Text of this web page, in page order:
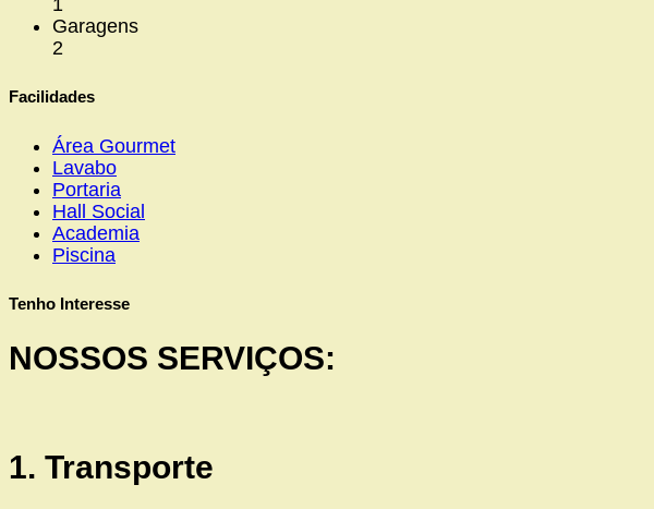
Garagens
2
Facilidades
Área Gourmet
Lavabo
Portaria
Hall Social
Academia
Piscina
Tenho Interesse
NOSSOS SERVIÇOS:
1. Transporte